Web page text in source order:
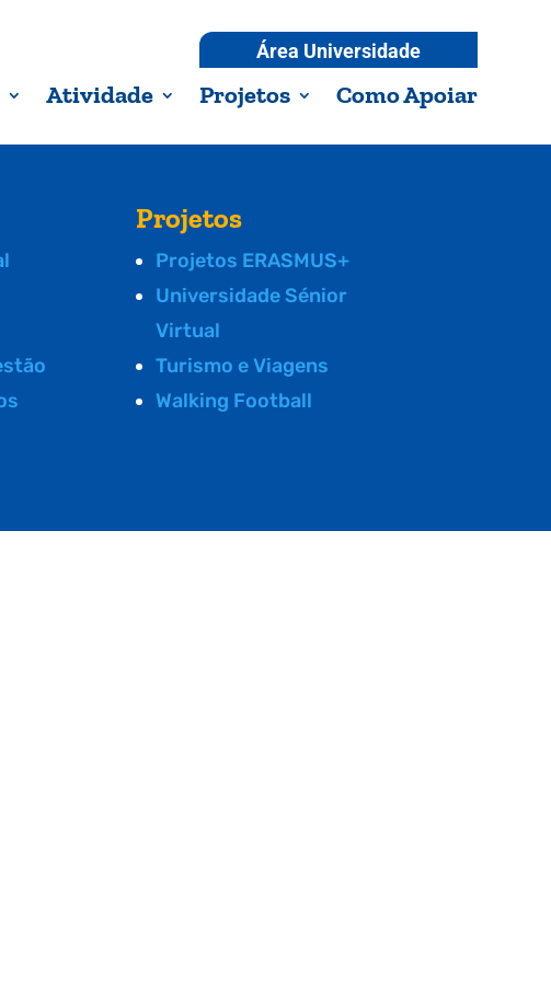
Área Universidade
Atividade Projetos Como Apoiar
Projetos
Projetos ERASMUS+
Universidade Sénior
Virtual
Turismo e Viagens
Walking Football